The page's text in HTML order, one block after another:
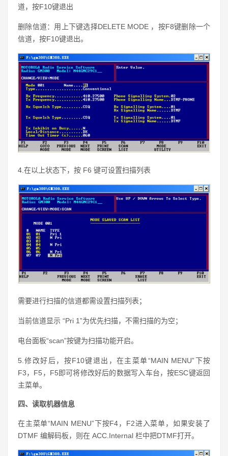
道，按F10键退出
删除信道：用上下键选择DELETE MODE ，按F8键删除一个
信道，按F10键退出。
4.在以上状态下，按 F6 键可设置扫描列表
需要进行扫描的信道都需设置扫描列表；
当前信道显示 “Pri 1”为优先扫描，不需扫描的为空；
电台面板“scan”按键为扫描功能开启。
5.修改好后，按F10键退出，在主菜单“MAIN MENU”下按
F3，F5，F5即可将修改好后的数据写入车台，按ESC键返回
主菜单。
四、读取机器信息
在主菜单“MAIN MENU”下按F4，F2进入菜单，如果安装了
DTMF 编解码板，则在 ACC.Internal 栏中把DTMF打开。